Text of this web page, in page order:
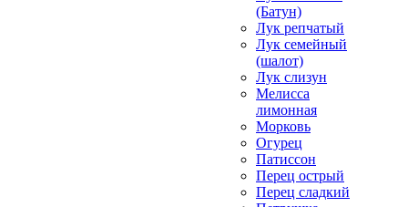
(Батун)
Лук репчатый
Лук семейный
(шалот)
Лук слизун
Мелисса
лимонная
Морковь
Огурец
Патиссон
Перец острый
Перец сладкий